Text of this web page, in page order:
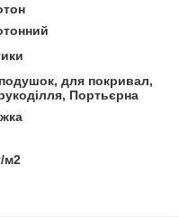
для покривал,
Портьєрна
м2